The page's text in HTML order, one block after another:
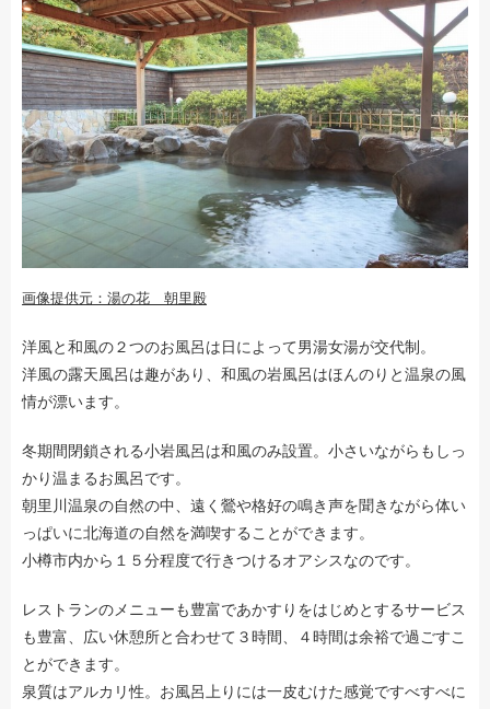
画像提供元：湯の花 朝里殿
洋風と和風の２つのお風呂は日によって男湯女湯が交代制。
洋風の露天風呂は趣があり、和風の岩風呂はほんのりと温泉の風
情が漂います。
冬期間閉鎖される小岩風呂は和風のみ設置。小さいながらもしっ
かり温まるお風呂です。
朝里川温泉の自然の中、遠く鶯や格好の鳴き声を聞きながら体い
っぱいに北海道の自然を満喫することができます。
小樽市内から１５分程度で行きつけるオアシスなのです。
レストランのメニューも豊富であかすりをはじめとするサービス
も豊富、広い休憩所と合わせて３時間、４時間は余裕で過ごすこ
とができます。
泉質はアルカリ性。お風呂上りには一皮むけた感覚ですべすべに